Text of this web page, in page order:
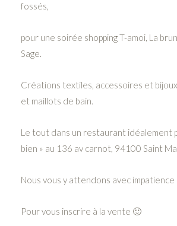
fossés,
pour une soirée shopping T-amoi, La
Sage.
Créations textiles, accessoires et
et maillots de bain.
Le tout dans un restaurant idéalement
bien » au 136 av carnot, 94100 Saint
Nous vous y attendons avec impatience
Pour vous inscrire à la vente 🙂